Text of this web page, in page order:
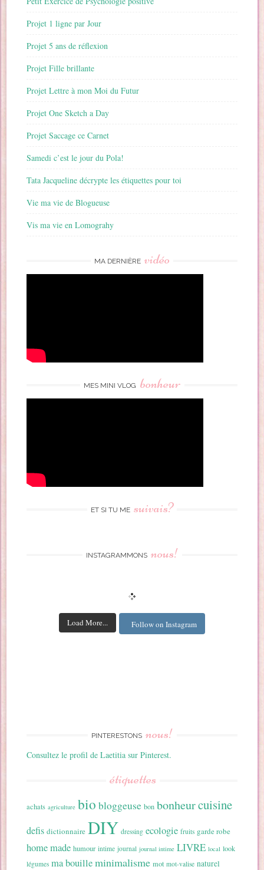
Projet 1 ligne par Jour
Projet 5 ans de réflexion
Projet Fille brillante
Projet Lettre à mon Moi du Futur
Projet One Sketch a Day
Projet Saccage ce Carnet
Samedi c’est le jour du Pola!
Tata Jacqueline décrypte les étiquettes pour toi
Vie ma vie de Blogueuse
Vis ma vie en Lomograhy
MA DERNIÈRE vidéo
MES MINI VLOG bonheur
ET SI TU ME suivais?
INSTAGRAMMONS nous!
Load More... Follow on Instagram
PINTERESTONS nous!
Consultez le profil de Laetitia sur Pinterest.
étiquettes
achats agriculture bio bloggeuse bon bonheurcuisine
defis dictionnaire DIY dressing ecologie fruits garde robe
home made humour intime journal journal intime LIVRE local look
légumes ma bouilleminimalisme mot mot-valise naturel